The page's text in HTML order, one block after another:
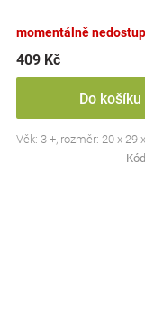
momentálně
409 Kč
Do košíku
Věk: 3 +, rozměr: 20 x 29